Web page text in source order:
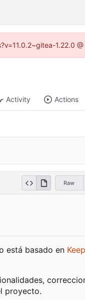
1.22.0
Activity Actions
Raw
está basado en
proyecto.